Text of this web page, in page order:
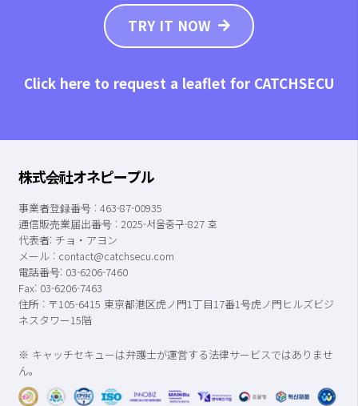
TRY IT NOW
Click here to request a leaflet for CATCHSECU
株式会社オネピープル
事業者登録番号 : 463-87-00935
通信販売業届出番号 : 2025-서울중구-827 호
代表者: チョ・アヨン
メール : contact@catchsecu.com
電話番号: 03-6206-7460
Fax: 03-6206-7463
住所 : 〒105-6415 東京都港区虎ノ門1丁目17番1号虎ノ門ヒルズビジ
ネスタワー15階
※ キャッチセキューは弁護士が運営する法律サービスではありませ
ん。